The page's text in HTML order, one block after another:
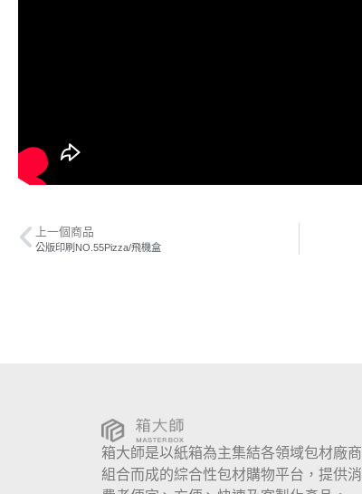
上一個商品
公版印刷NO.55Pizza/飛機盒
箱大師是以紙箱為主集結各領域包材廠商
組合而成的綜合性包材購物平台，提供消